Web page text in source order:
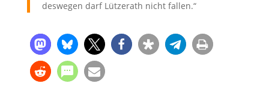
deswegen darf Lützerath nicht fallen.“